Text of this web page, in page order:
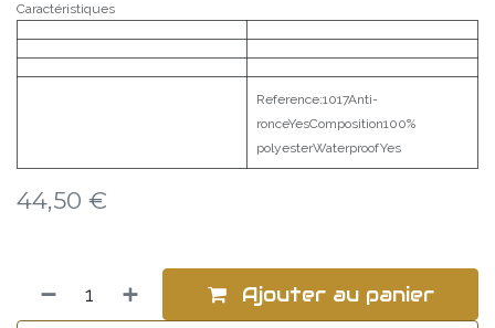
Caractéristiques
Reference:1017Anti-
ronceYesComposition100%
polyesterWaterproofYes
44,50 €
Ajouter au panier